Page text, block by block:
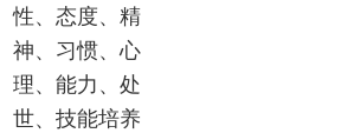
性、态度、精
神、习惯、心
理、能力、处
世、技能培养